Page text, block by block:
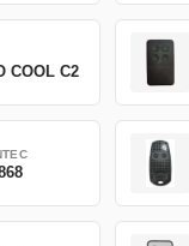
COOL C2